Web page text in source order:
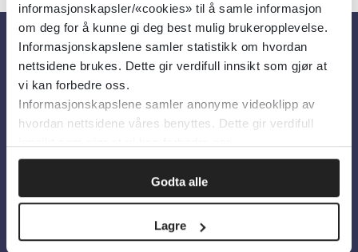
informasjonskapsler/«cookies» til å samle informasjon
om deg for å kunne gi deg best mulig brukeropplevelse.
Informasjonskapslene samler statistikk om hvordan
nettsidene brukes. Dette gir verdifull innsikt som gjør at
vi kan forbedre oss.
Informasjonskapslene samler anonyme videoklipp av
hvordan nettsidene våres benyttes. Dette gir verdifull
Godta alle
Lagre
Om oss
Om Helsebiblioteket
Personvern og informasjonskapsler
Tilgjengelighetserklæring
Information in English
Bilder fra Colourbox.com